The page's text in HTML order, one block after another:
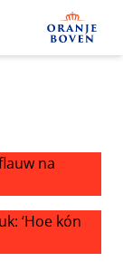
na optreden